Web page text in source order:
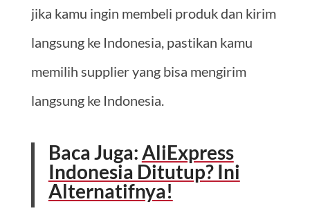
jika kamu ingin membeli produk dan kirim
langsung ke Indonesia, pastikan kamu
memilih supplier yang bisa mengirim
langsung ke Indonesia.
Baca Juga: AliExpress
Indonesia Ditutup? Ini
Alternatifnya!